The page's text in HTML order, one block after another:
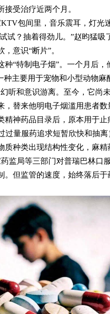
受治疗近两个月。
包间里，音乐震耳，灯光
试？抽着得劲儿。”赵昀猛
意识“断片”。
种“特制电子烟”。一个月后
种主要用于宠物和小型动物
听和意识游离。至今，它尚
替来他明电子烟滥用患者数
精神药品目录后，原本用于
过量服药追求短暂欣快和抽离
质种类出现结构性变化，麻
监局等三部门对普瑞巴林口
但监管的速度，始终落后于